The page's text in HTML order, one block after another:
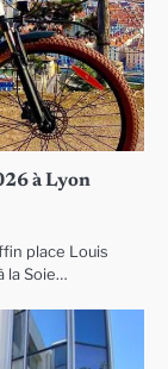
à Lyon
place Louis
la Soie…